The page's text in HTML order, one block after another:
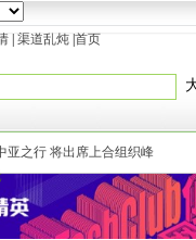
渠道乱炖 首页
亚之行 将出席上合组织峰